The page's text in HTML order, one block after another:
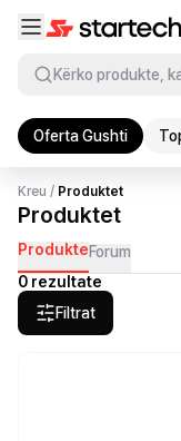
Kërko produkte,
Oferta Gushti
Kreu / Produktet
Produktet
ProdukteForum
0 rezultate
Filtrat